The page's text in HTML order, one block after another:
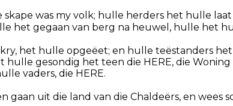
skape was my volk; hulle herders het hulle
het gegaan van berg na heuwel, hulle het
het hulle opgeëet; en hulle teëstanders het
hulle gesondig het teen die HERE, die
vaders, die HERE.
gaan uit die land van die Chaldeërs, en wees